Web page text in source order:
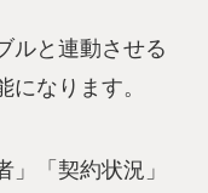
ルと連動させる
なります。
「契約状況」